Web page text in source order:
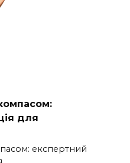
для
експертний